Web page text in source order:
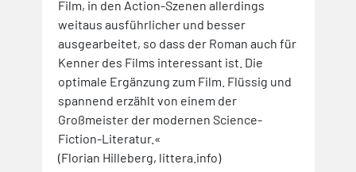
Film, in den Action-Szenen allerdings
weitaus ausführlicher und besser
ausgearbeitet, so dass der Roman auch für
Kenner des Films interessant ist. Die
optimale Ergänzung zum Film. Flüssig und
spannend erzählt von einem der
Großmeister der modernen Science-
Fiction-Literatur.«
(Florian Hilleberg, littera.info)